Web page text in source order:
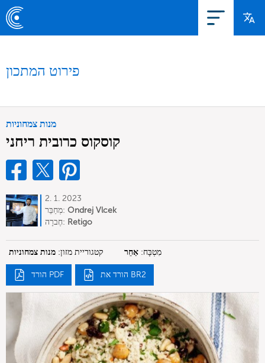
פירוט המתכון
מנות צמחוניות
קוסקוס כרובית ריחני
2. 1. 2023
מְחַבֵּר: Ondrej Vlcek
חֶברָה: Retigo
קטגוריית מזון: מנות צמחוניות מִטְבָּח: אַחֵר
הורד PDF הורד את BR2